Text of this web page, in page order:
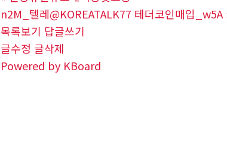
n2M_텔레@KOREATALK77 테더코인매입_w5A
목록보기 답글쓰기
글수정 글삭제
Powered by KBoard